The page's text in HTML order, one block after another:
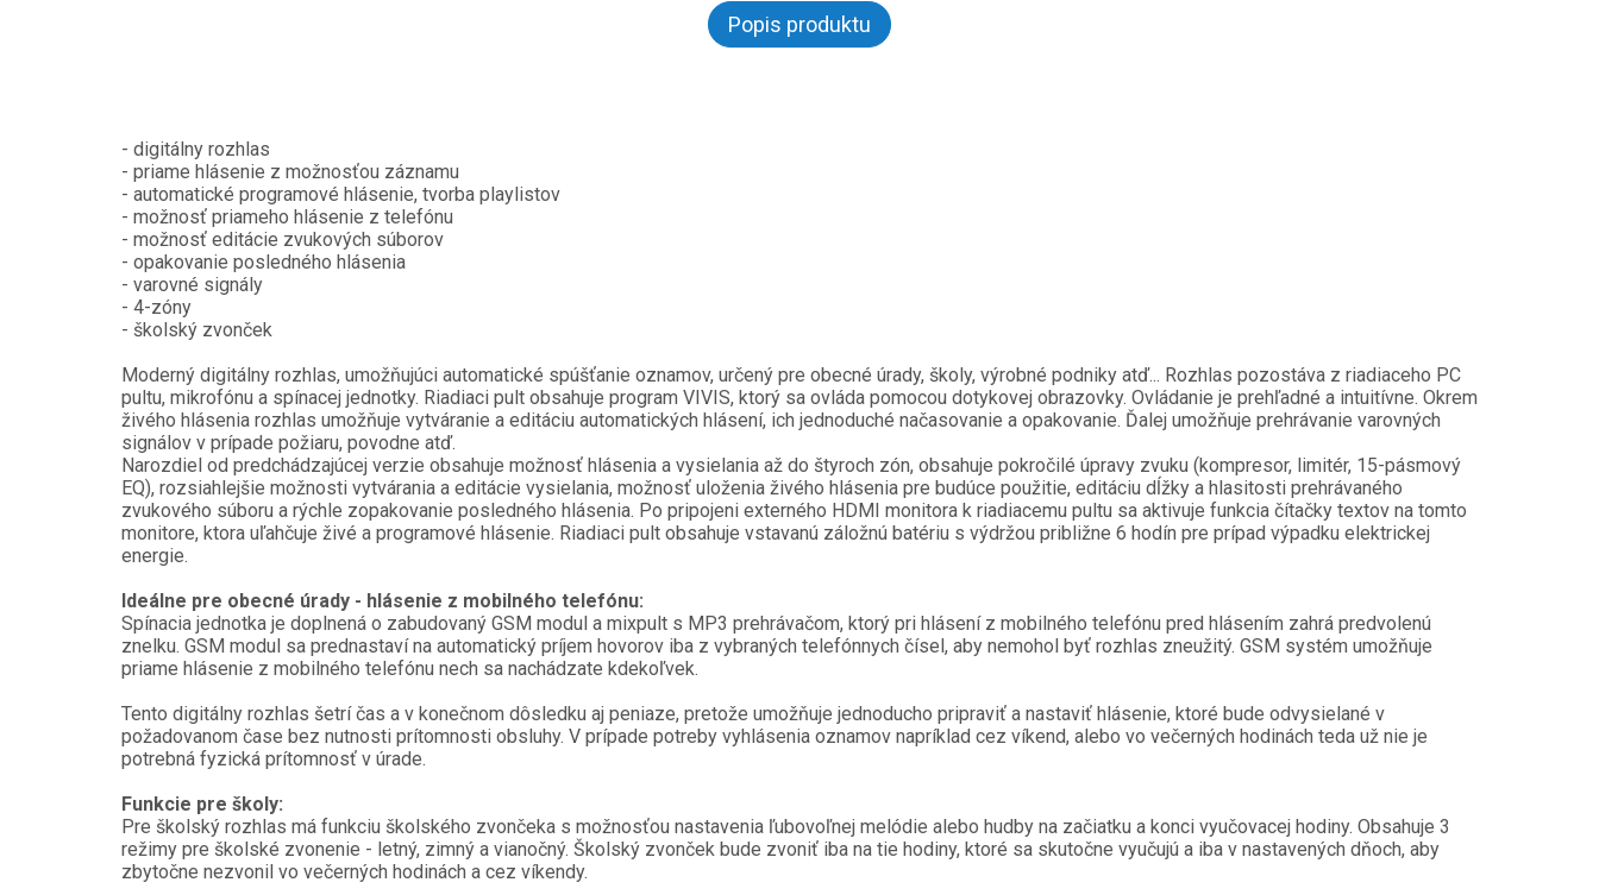
Popis produktu
- digitálny rozhlas
- priame hlásenie z možnosťou záznamu
- automatické programové hlásenie, tvorba playlistov
- možnosť priameho hlásenie z telefónu
- možnosť editácie zvukových súborov
- opakovanie posledného hlásenia
- varovné signály
- 4-zóny
- školský zvonček
Moderný digitálny rozhlas, umožňujúci automatické spúšťanie oznamov, určený pre obecné úrady, školy, výrobné podniky atď... Rozhlas pozostáva z riadiaceho PC
pultu, mikrofónu a spínacej jednotky. Riadiaci pult obsahuje program VIVIS, ktorý sa ovláda pomocou dotykovej obrazovky. Ovládanie je prehľadné a intuitívne. Okrem
živého hlásenia rozhlas umožňuje vytváranie a editáciu automatických hlásení, ich jednoduché načasovanie a opakovanie. Ďalej umožňuje prehrávanie varovných
signálov v prípade požiaru, povodne atď.
Narozdiel od predchádzajúcej verzie obsahuje možnosť hlásenia a vysielania až do štyroch zón, obsahuje pokročilé úpravy zvuku (kompresor, limitér, 15-pásmový
EQ), rozsiahlejšie možnosti vytvárania a editácie vysielania, možnosť uloženia živého hlásenia pre budúce použitie, editáciu dĺžky a hlasitosti prehrávaného
zvukového súboru a rýchle zopakovanie posledného hlásenia. Po pripojeni externého HDMI monitora k riadiacemu pultu sa aktivuje funkcia čítačky textov na tomto
monitore, ktora uľahčuje živé a programové hlásenie. Riadiaci pult obsahuje vstavanú záložnú batériu s výdržou približne 6 hodín pre prípad výpadku elektrickej
energie.
Ideálne pre obecné úrady - hlásenie z mobilného telefónu:
Spínacia jednotka je doplnená o zabudovaný GSM modul a mixpult s MP3 prehrávačom, ktorý pri hlásení z mobilného telefónu pred hlásením zahrá predvolenú
znelku. GSM modul sa prednastaví na automatický príjem hovorov iba z vybraných telefónnych čísel, aby nemohol byť rozhlas zneužitý. GSM systém umožňuje
priame hlásenie z mobilného telefónu nech sa nachádzate kdekoľvek.
Tento digitálny rozhlas šetrí čas a v konečnom dôsledku aj peniaze, pretože umožňuje jednoducho pripraviť a nastaviť hlásenie, ktoré bude odvysielané v
požadovanom čase bez nutnosti prítomnosti obsluhy. V prípade potreby vyhlásenia oznamov napríklad cez víkend, alebo vo večerných hodinách teda už nie je
potrebná fyzická prítomnosť v úrade.
Funkcie pre školy:
Pre školský rozhlas má funkciu školského zvončeka s možnosťou nastavenia ľubovoľnej melódie alebo hudby na začiatku a konci vyučovacej hodiny. Obsahuje 3
režimy pre školské zvonenie - letný, zimný a vianočný. Školský zvonček bude zvoniť iba na tie hodiny, ktoré sa skutočne vyučujú a iba v nastavených dňoch, aby
zbytočne nezvonil vo večerných hodinách a cez víkendy.